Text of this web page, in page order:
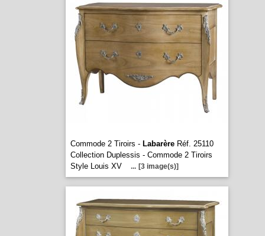
Commode 2 Tiroirs - LabarèreRéf. 25110
Collection Duplessis - Commode 2 Tiroirs
Style Louis XV
... [3 image(s)]